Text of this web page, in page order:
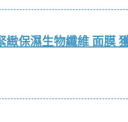
保濕生物纖維 面膜